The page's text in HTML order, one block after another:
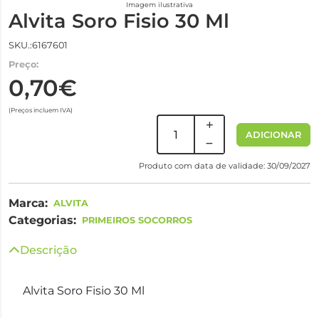
Imagem ilustrativa
Alvita Soro Fisio 30 Ml
SKU.:6167601
Preço:
0,70€
(Preços incluem IVA)
ADICIONAR
Produto com data de validade: 30/09/2027
Marca: ALVITA
Categorias: PRIMEIROS SOCORROS
Descrição
Alvita Soro Fisio 30 Ml